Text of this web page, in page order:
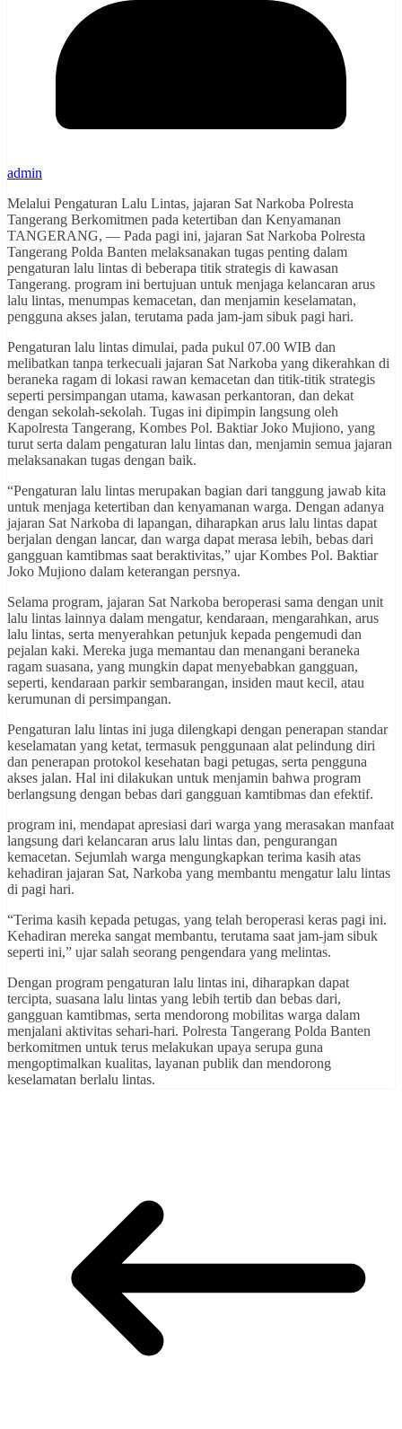
admin
Melalui Pengaturan Lalu Lintas, jajaran Sat Narkoba Polresta
Tangerang Berkomitmen pada ketertiban dan Kenyamanan
TANGERANG, — Pada pagi ini, jajaran Sat Narkoba Polresta
Tangerang Polda Banten melaksanakan tugas penting dalam
pengaturan lalu lintas di beberapa titik strategis di kawasan
Tangerang. program ini bertujuan untuk menjaga kelancaran arus
lalu lintas, menumpas kemacetan, dan menjamin keselamatan,
pengguna akses jalan, terutama pada jam-jam sibuk pagi hari.
Pengaturan lalu lintas dimulai, pada pukul 07.00 WIB dan
melibatkan tanpa terkecuali jajaran Sat Narkoba yang dikerahkan di
beraneka ragam di lokasi rawan kemacetan dan titik-titik strategis
seperti persimpangan utama, kawasan perkantoran, dan dekat
dengan sekolah-sekolah. Tugas ini dipimpin langsung oleh
Kapolresta Tangerang, Kombes Pol. Baktiar Joko Mujiono, yang
turut serta dalam pengaturan lalu lintas dan, menjamin semua jajaran
melaksanakan tugas dengan baik.
“Pengaturan lalu lintas merupakan bagian dari tanggung jawab kita
untuk menjaga ketertiban dan kenyamanan warga. Dengan adanya
jajaran Sat Narkoba di lapangan, diharapkan arus lalu lintas dapat
berjalan dengan lancar, dan warga dapat merasa lebih, bebas dari
gangguan kamtibmas saat beraktivitas,” ujar Kombes Pol. Baktiar
Joko Mujiono dalam keterangan persnya.
Selama program, jajaran Sat Narkoba beroperasi sama dengan unit
lalu lintas lainnya dalam mengatur, kendaraan, mengarahkan, arus
lalu lintas, serta menyerahkan petunjuk kepada pengemudi dan
pejalan kaki. Mereka juga memantau dan menangani beraneka
ragam suasana, yang mungkin dapat menyebabkan gangguan,
seperti, kendaraan parkir sembarangan, insiden maut kecil, atau
kerumunan di persimpangan.
Pengaturan lalu lintas ini juga dilengkapi dengan penerapan standar
keselamatan yang ketat, termasuk penggunaan alat pelindung diri
dan penerapan protokol kesehatan bagi petugas, serta pengguna
akses jalan. Hal ini dilakukan untuk menjamin bahwa program
berlangsung dengan bebas dari gangguan kamtibmas dan efektif.
program ini, mendapat apresiasi dari warga yang merasakan manfaat
langsung dari kelancaran arus lalu lintas dan, pengurangan
kemacetan. Sejumlah warga mengungkapkan terima kasih atas
kehadiran jajaran Sat, Narkoba yang membantu mengatur lalu lintas
di pagi hari.
“Terima kasih kepada petugas, yang telah beroperasi keras pagi ini.
Kehadiran mereka sangat membantu, terutama saat jam-jam sibuk
seperti ini,” ujar salah seorang pengendara yang melintas.
Dengan program pengaturan lalu lintas ini, diharapkan dapat
tercipta, suasana lalu lintas yang lebih tertib dan bebas dari,
gangguan kamtibmas, serta mendorong mobilitas warga dalam
menjalani aktivitas sehari-hari. Polresta Tangerang Polda Banten
berkomitmen untuk terus melakukan upaya serupa guna
mengoptimalkan kualitas, layanan publik dan mendorong
keselamatan berlalu lintas.